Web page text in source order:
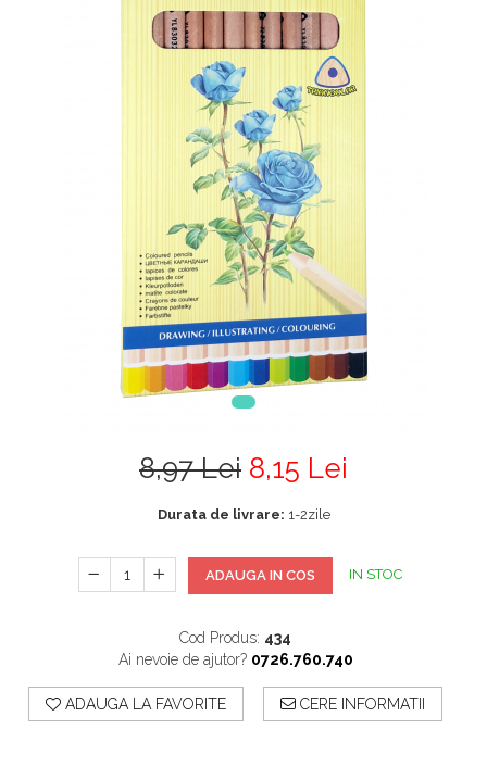
8,97 Lei 8,15 Lei
Durata de livrare: 1-2zile
ADAUGA IN COS IN STOC
Cod Produs: 434
Ai nevoie de ajutor? 0726.760.740
ADAUGA LA FAVORITE CERE INFORMATII